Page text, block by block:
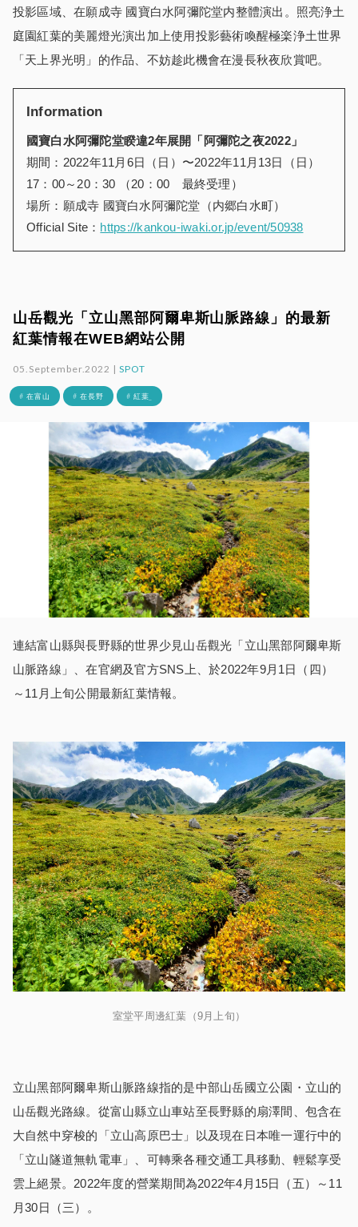
投影區域、在願成寺 國寶白水阿彌陀堂内整體演出。照亮浄土
庭園紅葉的美麗燈光演出加上使用投影藝術喚醒極楽浄土世界
「天上界光明」的作品、不妨趁此機會在漫長秋夜欣賞吧。
Information
國寶白水阿彌陀堂睽違2年展開「阿彌陀之夜2022」
期間：2022年11月6日（日）〜2022年11月13日（日）
17：00～20：30 （20：00 最終受理）
場所：願成寺 國寶白水阿彌陀堂（内郷白水町）
Official Site： https://kankou-iwaki.or.jp/event/50938
山岳觀光「立山黑部阿爾卑斯山脈路線」的最新
紅葉情報在WEB網站公開
05.September.2022 |SPOT
# 在富山 # 在長野 # 紅葉_
連結富山縣與長野縣的世界少見山岳觀光「立山黑部阿爾卑斯
山脈路線」、在官網及官方SNS上、於2022年9月1日（四）
～11月上旬公開最新紅葉情報。
室堂平周邊紅葉（9月上旬）
立山黑部阿爾卑斯山脈路線指的是中部山岳國立公園・立山的
山岳觀光路線。從富山縣立山車站至長野縣的扇澤間、包含在
大自然中穿梭的「立山高原巴士」以及現在日本唯一運行中的
「立山隧道無軌電車」、可轉乘各種交通工具移動、輕鬆享受
雲上絕景。2022年度的營業期間為2022年4月15日（五）～11
月30日（三）。